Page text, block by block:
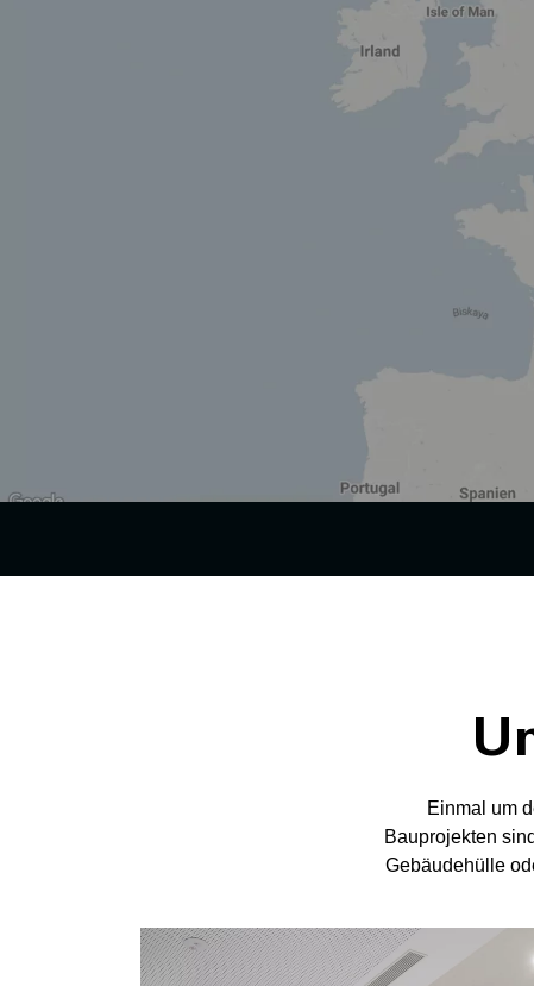
Wir nutzen Cookies und andere Technologien.
Diese Website nutzt Cookies und vergleichbare Funktionen zur
Elementen Dritter, der statistischen Analyse/Messung, der
denen kein angemessenes Datenschutzniveau vorliegt und von
Einmal um
Bauprojekten
Gebäudehülle